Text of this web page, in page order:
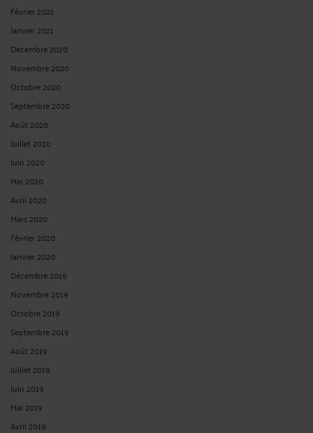
Février 2021
Janvier 2021
Décembre 2020
Novembre 2020
Octobre 2020
Septembre 2020
Août 2020
Juillet 2020
Juin 2020
Mai 2020
Avril 2020
Mars 2020
Février 2020
Janvier 2020
Décembre 2019
Novembre 2019
Octobre 2019
Septembre 2019
Août 2019
Juillet 2019
Juin 2019
Mai 2019
Avril 2019